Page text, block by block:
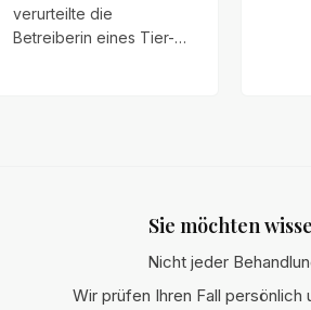
verurteilte die
Betreiberin eines Tier-
konnte. Den Eltern wurde
ein Mitverschulden von
Sie möchten
Nicht jeder
Wir prüfen Ihren Fall persönlich